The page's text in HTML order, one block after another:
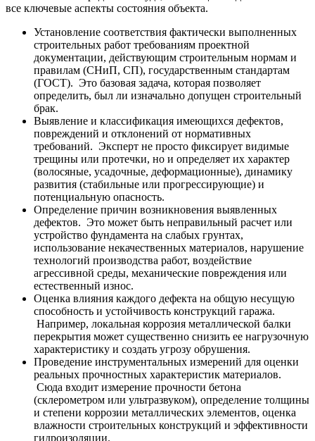
все ключевые аспекты состояния объекта.
Установление соответствия фактически выполненных
строительных работ требованиям проектной
документации, действующим строительным нормам и
правилам (СНиП, СП), государственным стандартам
(ГОСТ). Это базовая задача, которая позволяет
определить, был ли изначально допущен строительный
брак.
Выявление и классификация имеющихся дефектов,
повреждений и отклонений от нормативных
требований. Эксперт не просто фиксирует видимые
трещины или протечки, но и определяет их характер
(волосяные, усадочные, деформационные), динамику
развития (стабильные или прогрессирующие) и
потенциальную опасность.
Определение причин возникновения выявленных
дефектов. Это может быть неправильный расчет или
устройство фундамента на слабых грунтах,
использование некачественных материалов, нарушение
технологий производства работ, воздействие
агрессивной среды, механические повреждения или
естественный износ.
Оценка влияния каждого дефекта на общую несущую
способность и устойчивость конструкций гаража.
Например, локальная коррозия металлической балки
перекрытия может существенно снизить ее нагрузочную
характеристику и создать угрозу обрушения.
Проведение инструментальных измерений для оценки
реальных прочностных характеристик материалов.
Сюда входит измерение прочности бетона
(склерометром или ультразвуком), определение толщины
и степени коррозии металлических элементов, оценка
влажности строительных конструкций и эффективности
гидроизоляции.